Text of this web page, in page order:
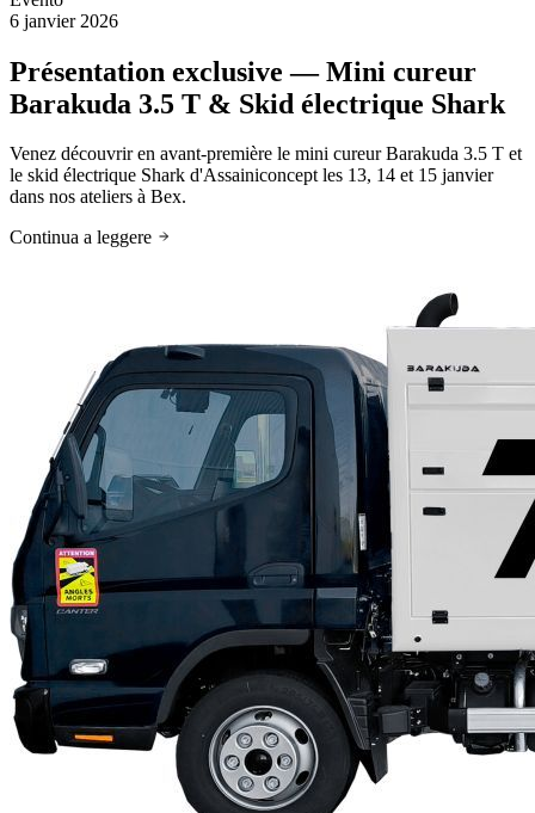
6 janvier 2026
Présentation exclusive — Mini cureur
Barakuda 3.5 T & Skid électrique Shark
Venez découvrir en avant-première le mini cureur Barakuda 3.5 T et
le skid électrique Shark d'Assainiconcept les 13, 14 et 15 janvier
dans nos ateliers à Bex.
Continua a leggere